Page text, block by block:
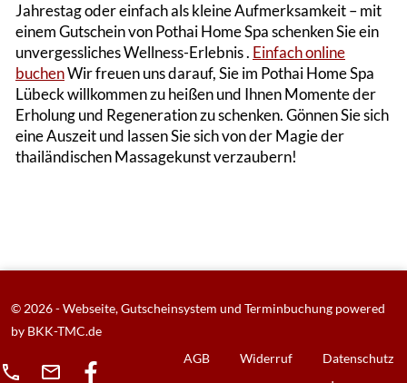
Jahrestag oder einfach als kleine Aufmerksamkeit – mit
einem Gutschein von Pothai Home Spa schenken Sie ein
unvergessliches Wellness-Erlebnis​ . Einfach online
buchenWir freuen uns darauf, Sie im Pothai Home Spa
Lübeck willkommen zu heißen und Ihnen Momente der
Erholung und Regeneration zu schenken. Gönnen Sie sich
eine Auszeit und lassen Sie sich von der Magie der
thailändischen Massagekunst verzaubern!
© 2026 - Webseite, Gutscheinsystem und Terminbuchung powered
by BKK-TMC.de
AGB
Widerruf
Datenschutz